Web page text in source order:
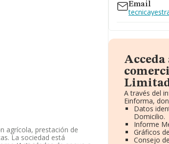
agrícola, prestación de
La sociedad está
Email
A través del
Einforma,
Datos
Domicilio.
Informe
Gráficos
Consejo